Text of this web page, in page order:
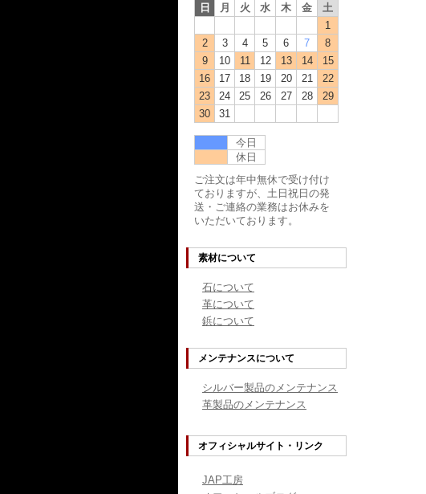
日
月 火 水 木 金
土
1
2
3 4 5 6 7
8
9
10 11 12 13 14
15
16
17 18 19 20 21
22
23
24 25 26 27 28
29
30
31
今日
休日
ご注文は年中無休で受け付け
ておりますが、土日祝日の発
送・ご連絡の業務はお休みを
いただいております。
素材について
石について
革について
鋲について
メンテナンスについて
シルバー製品のメンテナンス
革製品のメンテナンス
オフィシャルサイト・リンク
JAP工房